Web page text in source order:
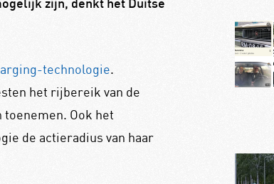
zijn, denkt het Duitse
technologie.
het rijbereik van de
Ook het
de actieradius van haar